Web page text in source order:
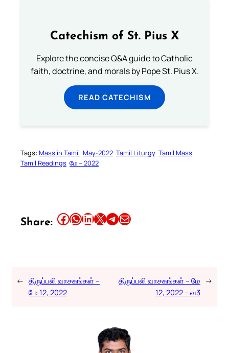
Catechism of St. Pius X
Explore the concise Q&A guide to Catholic
faith, doctrine, and morals by Pope St. Pius X.
READ CATECHISM
Tags: Mass in Tamil May-2022 Tamil Liturgy Tamil Mass
Tamil Readings மே – 2022
Share: Share this article on Facebook Share this article on WhatsApp Share this article on LinkedIn Share this article on X Share this article on TelegramEmail this Article
← திருப்பலி வாசகங்கள் –
மே 12, 2022
திருப்பலி வாசகங்கள் – மே
12, 2022 – வ3
→